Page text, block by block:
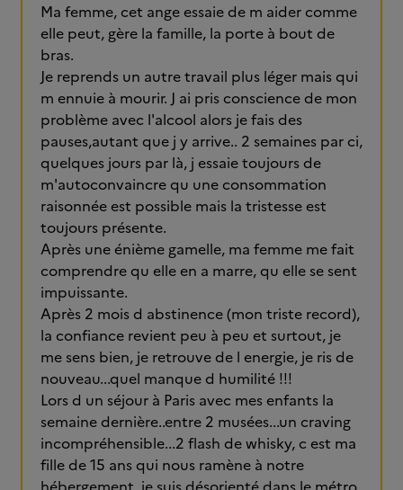
Ma femme, cet ange essaie de m aider comme
elle peut, gère la famille, la porte à bout de
bras.
Je reprends un autre travail plus léger mais qui
m ennuie à mourir. J ai pris conscience de mon
problème avec l'alcool alors je fais des
pauses,autant que j y arrive.. 2 semaines par ci,
quelques jours par là, j essaie toujours de
m'autoconvaincre qu une consommation
raisonnée est possible mais la tristesse est
toujours présente.
Après une énième gamelle, ma femme me fait
comprendre qu elle en a marre, qu elle se sent
impuissante.
Après 2 mois d abstinence (mon triste record),
la confiance revient peu à peu et surtout, je
me sens bien, je retrouve de l energie, je ris de
nouveau...quel manque d humilité !!!
Lors d un séjour à Paris avec mes enfants la
semaine dernière..entre 2 musées...un craving
incompréhensible...2 flash de whisky, c est ma
fille de 15 ans qui nous ramène à notre